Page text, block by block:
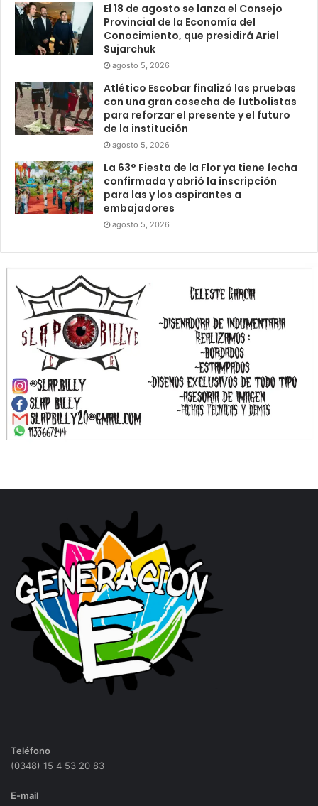
El 18 de agosto se lanza el Consejo
Provincial de la Economía del
Conocimiento, que presidirá Ariel
Sujarchuk
agosto 5, 2026
Atlético Escobar finalizó las pruebas
con una gran cosecha de futbolistas
para reforzar el presente y el futuro
de la institución
agosto 5, 2026
La 63° Fiesta de la Flor ya tiene fecha
confirmada y abrió la inscripción
para las y los aspirantes a
embajadores
agosto 5, 2026
Teléfono
(0348) 15 4 53 20 83
E-mail